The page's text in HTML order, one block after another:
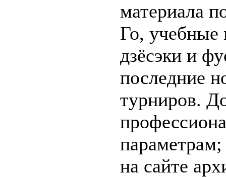
материала
Го, учебные
дзёсэки и
последние
турниров.
на сайте